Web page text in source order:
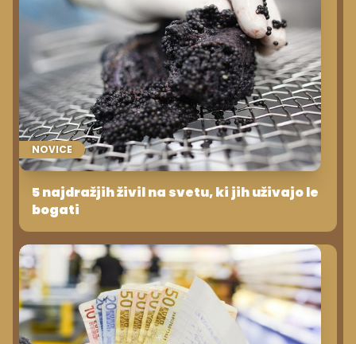
NOVICE
5 najdražjih živil na svetu, ki jih uživajo le
bogati